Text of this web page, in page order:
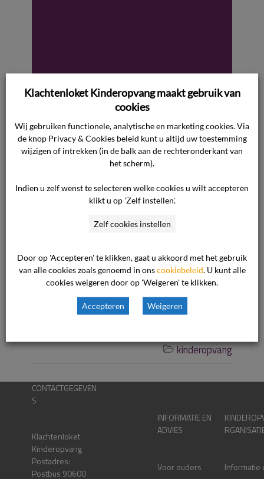
van melding
Veilig Thuis.
Waar gaat de uitspraak over? In de kern stelt
de consument dat de ondernemer onterecht
een melding bij Veilig Thuis heeft gedaan over
de dochter van de consument. De ondernemer
ouders, alvorens een melding bij Veilig Thuis te
consument zeer onzorgvuldig […]
Lees verder
 kinderopvang
CONTACTGEGEVEN
S
Klachtenloket
Kinderopvang
Postadres:
Postbus 90600
INFORMATIE EN
ADVIES
Voor ouders
Informatie
Klachtenloket Kinderopvang maakt gebruik van
cookies
Wij gebruiken functionele, analytische en marketing cookies. Via
de knop Privacy & Cookies beleid kunt u altijd uw toestemming
wijzigen of intrekken (in de balk aan de rechteronderkant van
het scherm).
Indien u zelf wenst te selecteren welke cookies u wilt accepteren
klikt u op 'Zelf instellen'.
Zelf cookies instellen
Door op 'Accepteren' te klikken, gaat u akkoord met het gebruik
van alle cookies zoals genoemd in onscookiebeleid. U kunt alle
cookies weigeren door op 'Weigeren' te klikken.
Accepteren Weigeren